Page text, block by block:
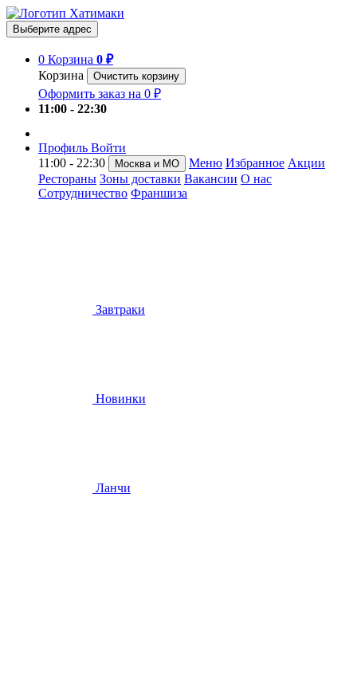
Выберите адрес
0 Корзина 0 ₽
Корзина
Очистить корзину
Оформить заказ на 0 ₽
11:00 - 22:30
Профиль Войти
11:00 - 22:30
Москва и МО Меню Избранное Акции
Рестораны Зоны доставки Вакансии О нас
Сотрудничество Франшиза
Завтраки
Новинки
Ланчи